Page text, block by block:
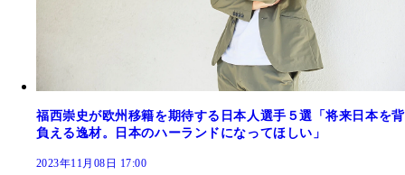
福西崇史が欧州移籍を期待する日本人選手５選「将来日本を背
負える逸材。日本のハーランドになってほしい」
2023年11月08日 17:00